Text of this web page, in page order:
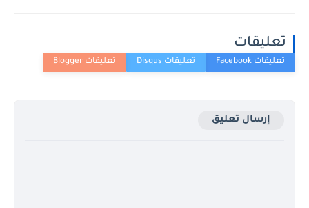
تعليقات
إرسال تعليق